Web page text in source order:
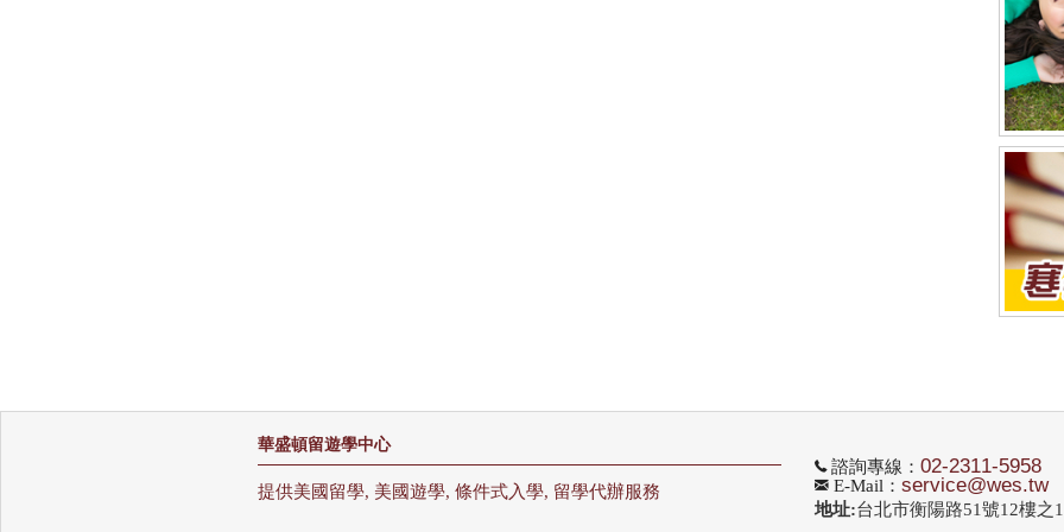
華盛頓留遊學中心
提供美國留學, 美國遊學, 條件式入學, 留學代辦服務
諮詢專線：02-2311-5958
E-Mail：service@wes.tw
地址:台北市衡陽路51號12樓之